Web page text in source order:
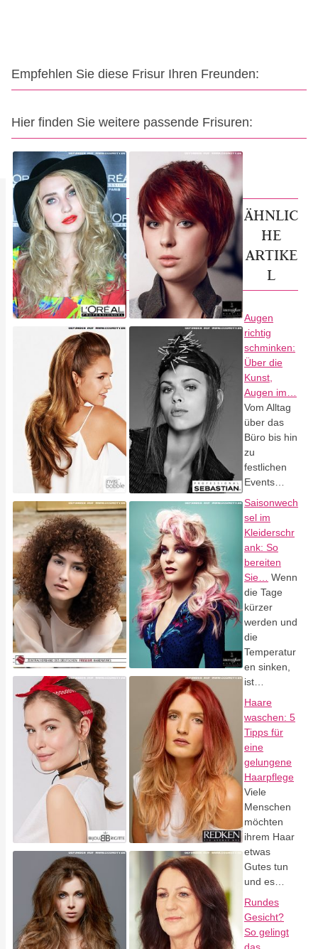
Empfehlen Sie diese Frisur Ihren Freunden:
Hier finden Sie weitere passende Frisuren:
ÄHNLIC
HE
ARTIKE
L
Augen
richtig
schminken:
Über die
Kunst,
Augen im…
Vom Alltag
über das
Büro bis hin
zu
festlichen
Events…
Saisonwech
sel im
Kleiderschr
ank: So
bereiten
Sie…
Wenn
die Tage
kürzer
werden und
die
Temperatur
en sinken,
ist…
Haare
waschen: 5
Tipps für
eine
gelungene
Haarpflege
Viele
Menschen
möchten
ihrem Haar
etwas
Gutes tun
und es…
Rundes
Gesicht?
So gelingt